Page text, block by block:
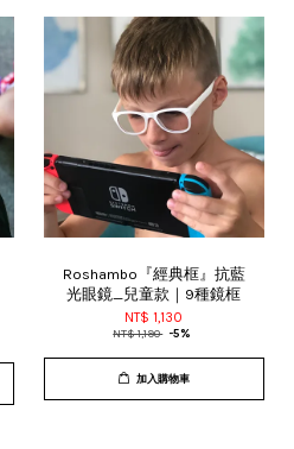
Roshambo『經典框』抗藍
光眼鏡_兒童款｜9種鏡框
NT$ 1,130
NT$ 1,190 -5%
加入購物車